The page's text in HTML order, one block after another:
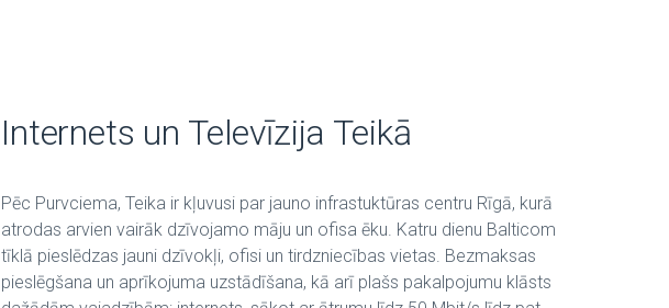
Internets un Televīzija Teikā
Pēc Purvciema, Teika ir kļuvusi par jauno infrastuktūras centru Rīgā, kurā
atrodas arvien vairāk dzīvojamo māju un ofisa ēku. Katru dienu Balticom
tīklā pieslēdzas jauni dzīvokļi, ofisi un tirdzniecības vietas. Bezmaksas
pieslēgšana un aprīkojuma uzstādīšana, kā arī plašs pakalpojumu klāsts